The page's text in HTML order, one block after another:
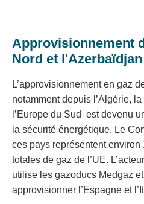
Approvisionnement
Nord et l'Azerbaïdjan
L’approvisionnement en gaz
notamment depuis l’Algérie,
l’Europe du Sud est devenu
la sécurité énergétique. Le
ces pays représentent
totales de gaz de l’UE.
utilise les gazoducs Medgaz
approvisionner l’Espagne et